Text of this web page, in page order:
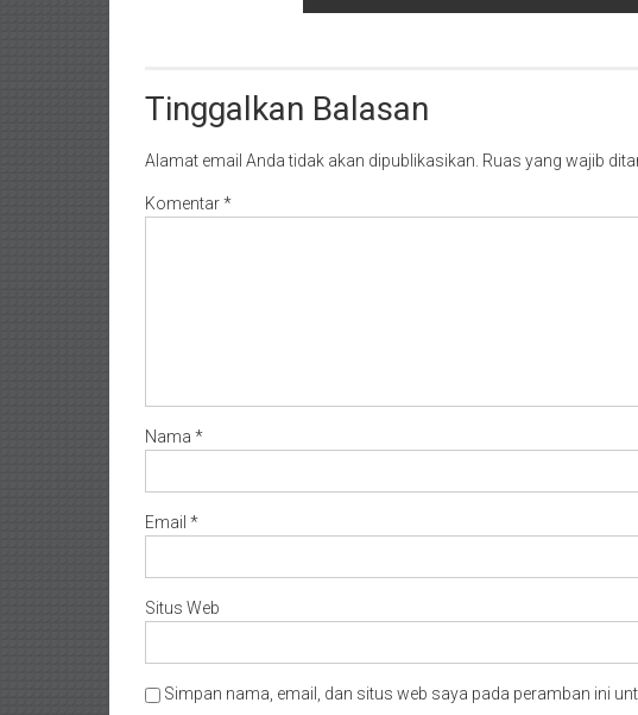
Tinggalkan Balasan
Alamat email Anda tidak akan dipublikasikan. Ruas yang wajib
Komentar*
Nama *
Email *
Situs Web
Simpan nama, email, dan situs web saya pada peramban ini